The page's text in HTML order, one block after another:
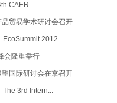
CAER-...
贸易学术研讨会召开
EcoSummit 2012...
会隆重举行
国际研讨会在京召开
The 3rd Intern...